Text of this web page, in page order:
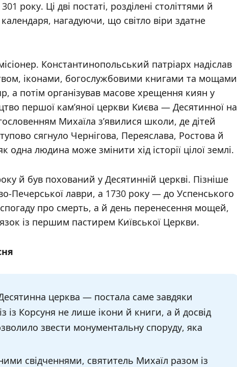
Ці дві постаті, розділені століттями й
нагадуючи, що світло віри здатне
Константинопольський патріарх надіслав
іконами, богослужбовими книгами та мощами
а потім організував масове хрещення киян у
першої кам’яної церкви Києва — Десятинної на
Михаїла з’явилися школи, де дітей
сягнуло Чернігова, Переяслава, Ростова й
людина може змінити хід історії цілої землі.
й був похований у Десятинній церкві. Пізніше
Печерської лаври, а 1730 року — до Успенського
про смерть, а й день перенесення мощей,
із першим пастирем Київської Церкви.
церква — постала саме завдяки
із Корсуня не лише ікони й книги, а й досвід
звести монументальну споруду, яка
свідченнями, святитель Михаїл разом із